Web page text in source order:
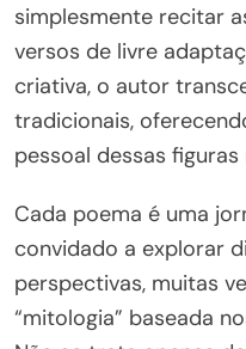
simplesmente recitar
versos de livre
criativa, o autor
tradicionais,
pessoal dessas figuras
Cada poema é uma
convidado a explorar
perspectivas, muitas
“mitologia” baseada